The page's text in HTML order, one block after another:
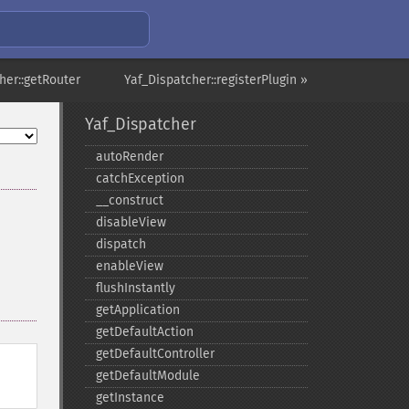
Yaf_Dispatcher::registerPlugin »
Yaf_Dispatcher
autoRender
catchException
_​_​construct
disableView
dispatch
enableView
flushInstantly
getApplication
getDefaultAction
getDefaultController
getDefaultModule
getInstance